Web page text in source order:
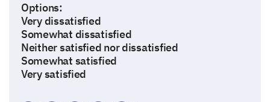
Options:
Very dissatisfied
Somewhat dissatisfied
Neither satisfied nor dissatisfied
Somewhat satisfied
Very satisfied